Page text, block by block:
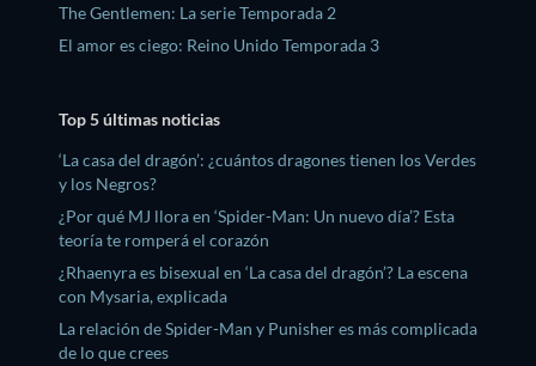
The Gentlemen: La serie Temporada 2
El amor es ciego: Reino Unido Temporada 3
Top 5 últimas noticias
‘La casa del dragón’: ¿cuántos dragones tienen los Verdes
y los Negros?
¿Por qué MJ llora en ‘Spider-Man: Un nuevo día’? Esta
teoría te romperá el corazón
¿Rhaenyra es bisexual en ‘La casa del dragón’? La escena
con Mysaria, explicada
La relación de Spider-Man y Punisher es más complicada
de lo que crees